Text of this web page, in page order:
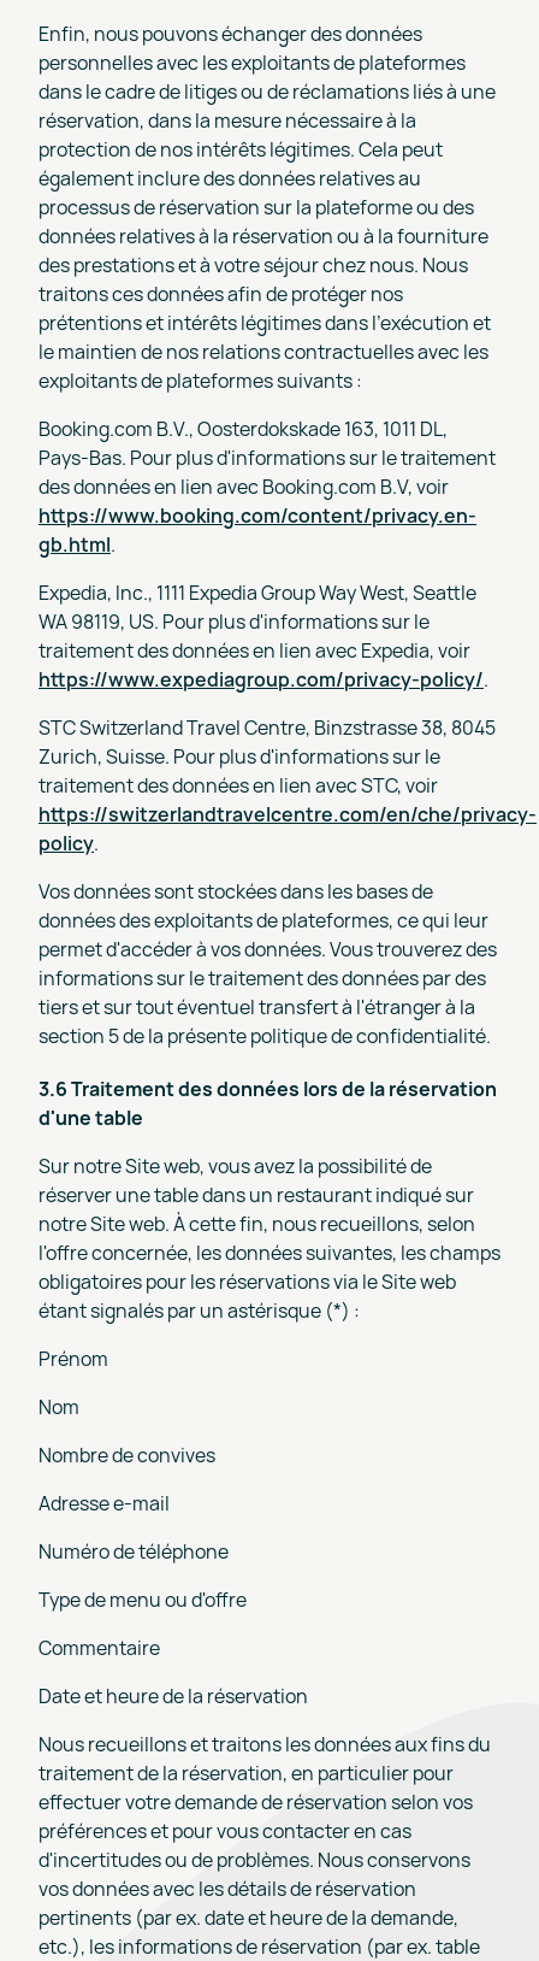
Enfin, nous pouvons échanger des données
personnelles avec les exploitants de plateformes
dans le cadre de litiges ou de réclamations liés à une
réservation, dans la mesure nécessaire à la
protection de nos intérêts légitimes. Cela peut
également inclure des données relatives au
processus de réservation sur la plateforme ou des
données relatives à la réservation ou à la fourniture
des prestations et à votre séjour chez nous. Nous
traitons ces données afin de protéger nos
prétentions et intérêts légitimes dans l'exécution et
le maintien de nos relations contractuelles avec les
exploitants de plateformes suivants :
Booking.com B.V., Oosterdokskade 163, 1011 DL,
Pays-Bas. Pour plus d'informations sur le traitement
des données en lien avec Booking.com B.V, voir
https://www.booking.com/content/privacy.en-
gb.html.
Expedia, Inc., 1111 Expedia Group Way West, Seattle
WA 98119, US. Pour plus d'informations sur le
traitement des données en lien avec Expedia, voir
https://www.expediagroup.com/privacy-policy/.
STC Switzerland Travel Centre, Binzstrasse 38, 8045
Zurich, Suisse. Pour plus d'informations sur le
traitement des données en lien avec STC, voir
https://switzerlandtravelcentre.com/en/che/privacy-
policy.
Vos données sont stockées dans les bases de
données des exploitants de plateformes, ce qui leur
permet d'accéder à vos données. Vous trouverez des
informations sur le traitement des données par des
tiers et sur tout éventuel transfert à l'étranger à la
section 5 de la présente politique de confidentialité.
3.6 Traitement des données lors de la réservation
d'une table
Sur notre Site web, vous avez la possibilité de
réserver une table dans un restaurant indiqué sur
notre Site web. À cette fin, nous recueillons, selon
l'offre concernée, les données suivantes, les champs
obligatoires pour les réservations via le Site web
étant signalés par un astérisque (*) :
Prénom
Nom
Nombre de convives
Adresse e-mail
Numéro de téléphone
Type de menu ou d'offre
Commentaire
Date et heure de la réservation
Nous recueillons et traitons les données aux fins du
traitement de la réservation, en particulier pour
effectuer votre demande de réservation selon vos
préférences et pour vous contacter en cas
d'incertitudes ou de problèmes. Nous conservons
vos données avec les détails de réservation
pertinents (par ex. date et heure de la demande,
etc.), les informations de réservation (par ex. table